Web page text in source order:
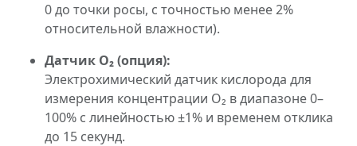
0 до точки росы, с точностью менее 2%
относительной влажности).
Датчик O₂ (опция):
Электрохимический датчик кислорода для
измерения концентрации O₂ в диапазоне 0–
100% с линейностью ±1% и временем отклика
до 15 секунд.